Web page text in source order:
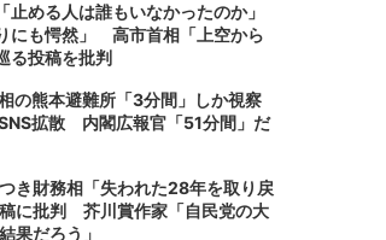
止める人は誰もいなかったのか」
にも愕然」 高市首相「上空から
る投稿を批判
の熊本避難所「3分間」しか視察
拡散 内閣広報官「51分間」だ
き財務相「失われた28年を取り戻
に批判 芥川賞作家「自民党の大
果だろう」